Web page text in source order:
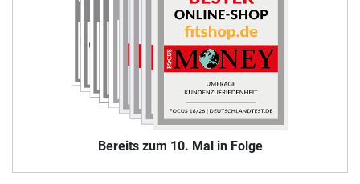
Bereits zum 10. Mal in Folge